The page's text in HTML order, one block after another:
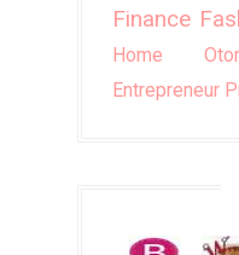
Finance
Home
Entrepreneur